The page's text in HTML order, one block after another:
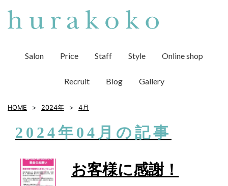
Salon Price Staff Style Online shop
Recruit Blog Gallery
HOME 2024年 4月
2024年04月の記事
お客様に感謝！